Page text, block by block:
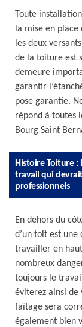
Toute
la mise en
les deux
de la toiture est
demeure
garantir
pose garantie.
répond à toutes
Bourg Saint
Histoire Toiture
travail qui
professionnels
En dehors du
d’un toit est
travailler en
nombreux
toujours le
éviterez ainsi
faîtage sera
également bien